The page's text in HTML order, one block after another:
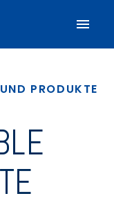
PRODUKTE